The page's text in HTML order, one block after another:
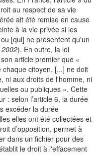
au respect de sa vie
ait été remise en cause
à la vie privée si les
[qui] ne présentent qu'un
). En outre, la loi
article premier que «
citoyen. [...] ne doit
ni aux droits de l'homme, ni
ou publiques ». Cette
: selon l’article 6, la durée
excéder la durée
elles ont été collectées et
d’opposition, permet à
dans un fichier pour des
le droit à l'effacement